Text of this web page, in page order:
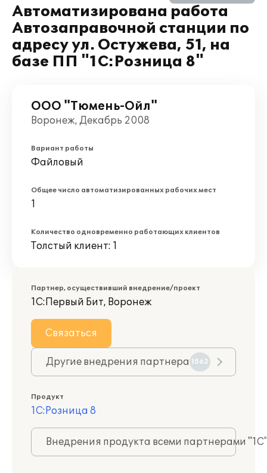
Автоматизирована работа
Автозаправочной станции по
адресу ул. Остужева, 51, на
базе ПП "1С:Розница 8"
ООО "Тюмень-Ойл"
Воронеж, Декабрь 2008
Вариант работы
Файловый
Общее число автоматизированных рабочих мест
1
Количество одновременно работающих клиентов
Толстый клиент: 1
Партнер, осуществивший внедрение/проект
1С:Первый Бит, Воронеж
Связаться
Другие внедрения партнера 1562
Продукт
1С:Розница 8
Внедрения продукта всеми партнерами